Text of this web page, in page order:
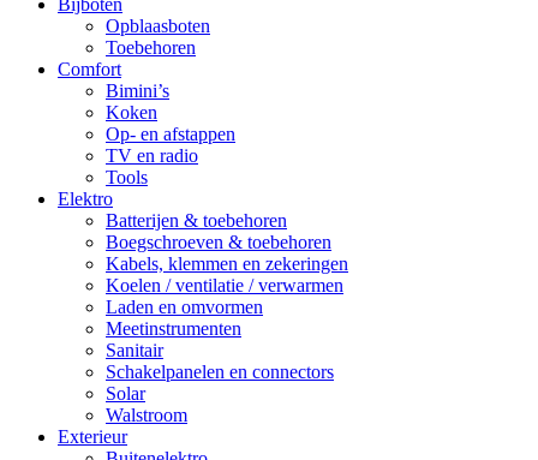
Bijboten
Opblaasboten
Toebehoren
Comfort
Bimini’s
Koken
Op- en afstappen
TV en radio
Tools
Elektro
Batterijen & toebehoren
Boegschroeven & toebehoren
Kabels, klemmen en zekeringen
Koelen / ventilatie / verwarmen
Laden en omvormen
Meetinstrumenten
Sanitair
Schakelpanelen en connectors
Solar
Walstroom
Exterieur